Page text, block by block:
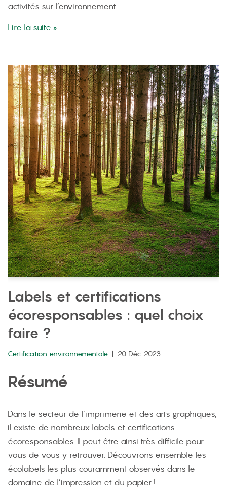
activités sur l’environnement.
Lire la suite »
Labels et certifications
écoresponsables : quel choix
faire ?
Certification environnementale 20 Déc. 2023
Résumé
Dans le secteur de l’imprimerie et des arts graphiques,
il existe de nombreux labels et certifications
écoresponsables. Il peut être ainsi très difficile pour
vous de vous y retrouver. Découvrons ensemble les
écolabels les plus couramment observés dans le
domaine de l’impression et du papier !